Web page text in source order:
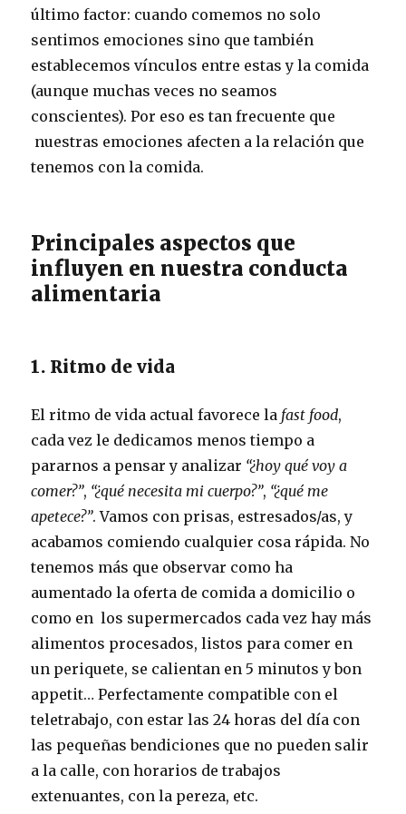
último factor: cuando comemos no solo
sentimos emociones sino que también
establecemos vínculos entre estas y la comida
(aunque muchas veces no seamos
conscientes). Por eso es tan frecuente que
nuestras emociones afecten a la relación que
tenemos con la comida.
Principales aspectos que
influyen en nuestra conducta
alimentaria
1. Ritmo de vida
El ritmo de vida actual favorece la fast food,
cada vez le dedicamos menos tiempo a
pararnos a pensar y analizar “¿hoy qué voy a
comer?”, “¿qué necesita mi cuerpo?”, “¿qué me
apetece?”. Vamos con prisas, estresados/as, y
acabamos comiendo cualquier cosa rápida. No
tenemos más que observar como ha
aumentado la oferta de comida a domicilio o
como en los supermercados cada vez hay más
alimentos procesados, listos para comer en
un periquete, se calientan en 5 minutos y bon
appetit… Perfectamente compatible con el
teletrabajo, con estar las 24 horas del día con
las pequeñas bendiciones que no pueden salir
a la calle, con horarios de trabajos
extenuantes, con la pereza, etc.